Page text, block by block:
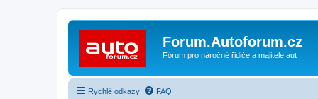
Forum.Autoforum.cz
Fórum pro náročné řidiče a majitele aut
Rychlé odkazy FAQ